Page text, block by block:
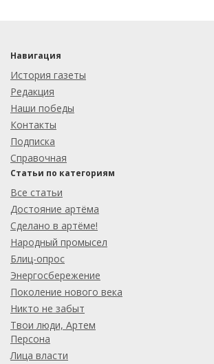
Навигация
История газеты
Редакция
Наши победы
Контакты
Подписка
Справочная
Статьи по категориям
Все статьи
Достояние артёма
Сделано в артёме!
Народный промысел
Блиц-опрос
Энергосбережение
Поколение нового века
Никто не забыт
Твои люди, Артем
Персона
Лица власти